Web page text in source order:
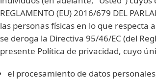
REGLAMENTO (EU) 2016/679 DEL
las personas físicas en lo que respecta
se deroga la Directiva 95/46/EC (del
presente Política de privacidad, cuyo
el procesamiento de datos